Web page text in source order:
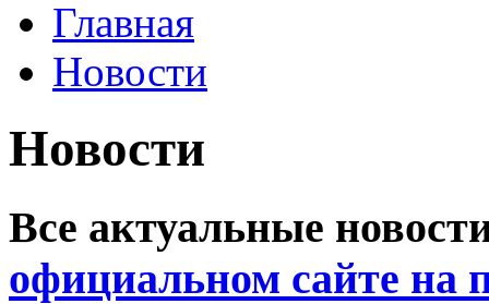
Главная
Новости
Новости
Все актуальные
официальном сайте